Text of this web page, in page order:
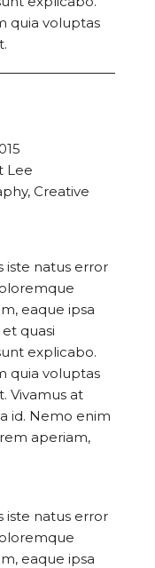
quia voluptas
Lee
Creative
iste natus error
eaque ipsa
quasi
explicabo.
quia voluptas
Vivamus at
id. Nemo enim
aperiam,
iste natus error
eaque ipsa